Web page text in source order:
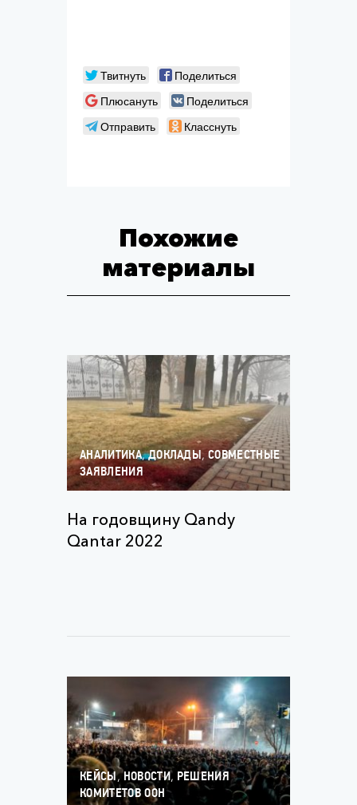
Твитнуть
Поделиться
Плюсануть
Поделиться
Отправить
Класснуть
Похожие
материалы
АНАЛИТИКА,ДОКЛАДЫ,СОВМЕСТНЫЕ
ЗАЯВЛЕНИЯ
На годовщину Qandy
Qantar 2022
КЕЙСЫ,НОВОСТИ, РЕШЕНИЯ
КОМИТЕТОВ ООН